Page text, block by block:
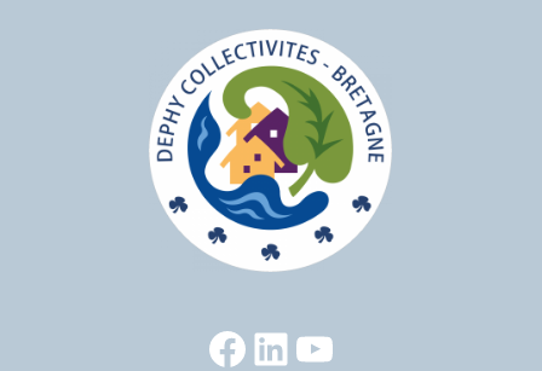
Facebook
LinkedIn
YouTube